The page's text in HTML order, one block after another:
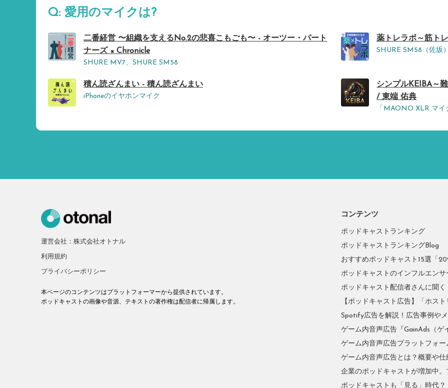
Q: 愛用のマイクは?
二番経営 〜組織を支えるNo.2の悲喜こもごも〜 - オーツー・パート
ナーズ × Chronicle
SHURE MV7、SHURE SM58
薬トレラボ～筋ト
SHURE SM58（佐坂
積ん読ざんまい - 積ん読ざんまい
iPhoneのイヤホンマイク
シンプルKEIBA～
/ 東端 佑典
「MAONO XLR マイ
運営会社：株式会社オトナル
利用規約
プライバシーポリシー
本ページのコンテンツはプラットフォーマーから提供されています。
ポッドキャストの画像や音源、テキストの著作権は配信者に帰属します。
コンテンツ
ポッドキャストランキング
ポッドキャストランキングBlog
おすすめポッドキャスト15選「
ポッドキャストのインフルエン
ポッドキャスト配信者さんに聞
【ポッドキャスト広告】「ホス
Spotify広告を解説！広告事例や
ゲーム内音声広告『GainAds（ゲ
ゲーム内音声広告プラットフォ
ゲーム内音声広告とは？概要や
企業のポッドキャストが増加中
ポッドキャストも「見る」時代